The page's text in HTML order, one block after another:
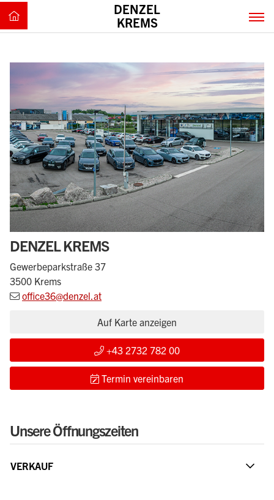
DENZEL
KREMS
DENZEL KREMS
Gewerbeparkstraße 37
3500 Krems
office36@denzel.at
Auf Karte anzeigen
+43 2732 782 00
Termin vereinbaren
Unsere Öffnungszeiten
VERKAUF